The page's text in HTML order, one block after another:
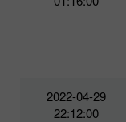
2022-04-29
22:12:00